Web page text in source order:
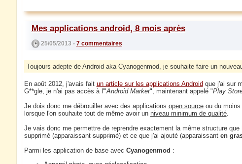
Mes applications android, 8 mois après
25/05/2013 - 7 commentaires
Toujours adepte de Android aka Cyanogenmod, je souhaite faire un
En août 2012, j'avais fait un article sur les applications Android que j'ai sur
G**gle, je n'ai pas accès à l'"Android Market", maintenant appelé "Play
Je dois donc me débrouiller avec des applications open sourceou du moins
lorsque l'on souhaite tout de même avoir un niveau minimum de qualité.
Je vais donc me permettre de reprendre exactement la même structure
supprimé (apparaissantsupprimé) et ce que j'ai ajouté (apparaissant en
Parmi les application de base avec Cyanogenmod :